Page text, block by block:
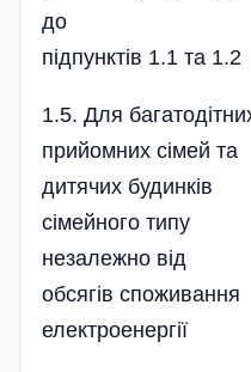
до
підпунктів 1.1 та 1.2
1.5. Для
прийомних сімей та
дитячих будинків
сімейного типу
незалежно від
обсягів споживання
електроенергії